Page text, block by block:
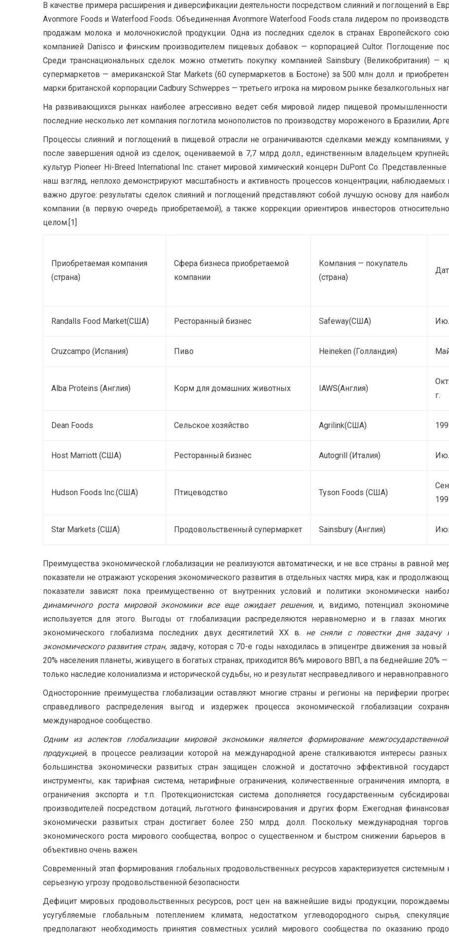
В качестве примера расширения и диверсификации деятельности посредством слияний и поглощений в
Avonmore Foods и Waterfood Foods. Объединенная Avonmore Waterfood Foods стала лидером по
продажам молока и молочнокислой продукции. Одна из последних сделок в странах Европейского
компанией Danisco и финским производителем пищевых добавок — корпорацией Cultor. Поглощение
Среди транснациональных сделок можно отметить покупку компанией Sainsbury (Великобритания)
супермаркетов — американской Star Markets (60 супермаркетов в Бостоне) за 500 млн долл. и
марки британской корпорации Cadbury Schweppes — третьего игрока на мировом рынке безалкогольных
На развивающихся рынках наиболее агрессивно ведет себя мировой лидер пищевой промышленности
последние несколько лет компания поглотила монополистов по производству мороженого в Бразилии,
Процессы слияний и поглощений в пищевой отрасли не ограничиваются сделками между компаниями,
после завершения одной из сделок, оцениваемой в 7,7 млрд долл., единственным владельцем
культур Pioneer Hi-Breed International Inc. станет мировой химический концерн DuPont Co.
наш взгляд, неплохо демонстрируют масштабность и активность процессов концентрации,
важно другое: результаты сделок слияний и поглощений представляют собой лучшую основу для
компании (в первую очередь приобретаемой), а также коррекции ориентиров инвесторов
целом.[1]
Приобретаемая компания
(страна)
Сфера бизнеса приобретаемой
компании
Компания — покупатель
(страна)
Randalls Food Market(США) Ресторанный бизнес Safeway(США)
Cruzcampo (Испания) Пиво Heineken (Голландия)
Alba Proteins (Англия) Корм для домашних животных IAWS(Англия)
г.
Dean Foods Сельское хозяйство Agrilink(США)
Host Marriott (США) Ресторанный бизнес Autogrill (Италия)
Hudson Foods Inc.(США) Птицеводство Tyson Foods (США)
Star Markets (США) Продовольственный супермаркет Sainsbury (Англия)
Преимущества экономической глобализации не реализуются автоматически, и не все страны в равной
показатели не отражают ускорения экономического развития в отдельных частях мира, как и
показатели зависят пока преимущественно от внутренних условий и политики экономически
динамичного роста мировой экономики все еще ожидает решения, и, видимо, потенциал
используется для этого. Выгоды от глобализации распределяются неравномерно и в глазах
экономического глобализма последних двух десятилетий XX в. не сняли с повестки дня задачу
экономического развития стран, задачу, которая с 70-е годы находилась в эпицентре движения за
20% населения планеты, живущего в богатых странах, приходится 86% мирового ВВП, а па беднейшие 20%
только наследие колониализма и исторической судьбы, но и результат несправедливого и
Односторонние преимущества глобализации оставляют многие страны и регионы на периферии
справедливого распределения выгод и издержек процесса экономической глобализации
международное сообщество.
Одним из аспектов глобализации мировой экономики является формирование межгосударственной
продукцией, в процессе реализации которой на международной арене сталкиваются интересы разных
большинства экономически развитых стран защищен сложной и достаточно эффективной
инструменты, как тарифная система, нетарифные ограничения, количественные ограничения
ограничения экспорта и т.п. Протекционистская система дополняется государственным
производителей посредством дотаций, льготного финансирования и других форм. Ежегодная
экономически развитых стран достигает более 250 млрд. долл. Поскольку международная
экономического роста мирового сообщества, вопрос о существенном и быстром снижении барьеров в
объективно очень важен.
Современный этап формирования глобальных продовольственных ресурсов характеризуется
серьезную угрозу продовольственной безопасности.
Дефицит мировых продовольственных ресурсов, рост цен на важнейшие виды продукции,
усугубляемые глобальным потеплением климата, недостатком углеводородного сырья,
предполагают необходимость принятия совместных усилий мирового сообщества по оказанию